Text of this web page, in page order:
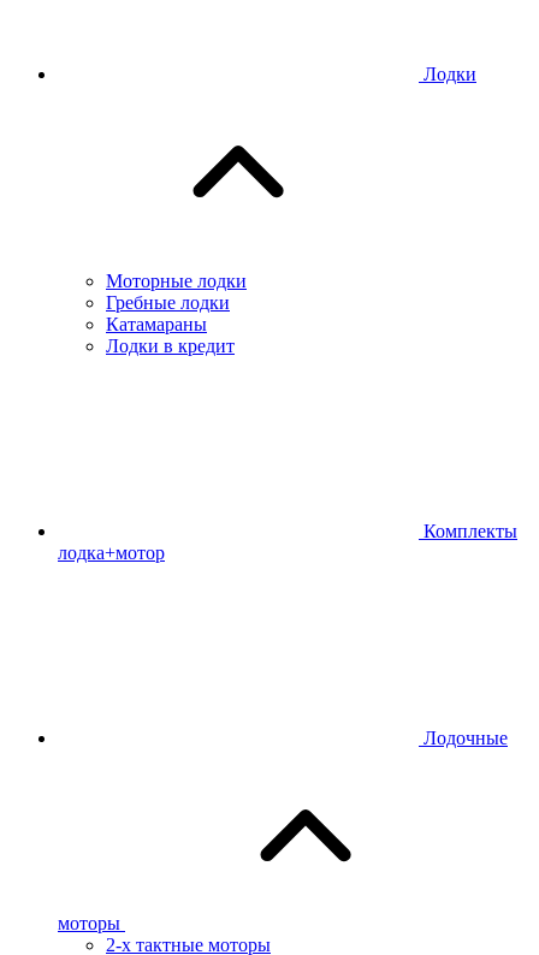
Лодки
Моторные лодки
Гребные лодки
Катамараны
Лодки в кредит
Комплекты
лодка+мотор
Лодочные
моторы
2-х тактные моторы